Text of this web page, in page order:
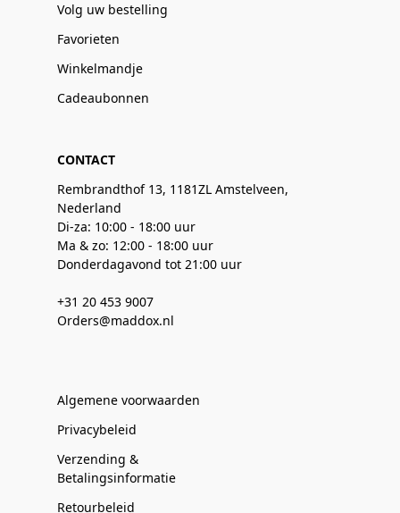
Volg uw bestelling
Favorieten
Winkelmandje
Cadeaubonnen
CONTACT
Rembrandthof 13, 1181ZL Amstelveen,
Nederland
Di-za: 10:00 - 18:00 uur
Ma & zo: 12:00 - 18:00 uur
Donderdagavond tot 21:00 uur
+31 20 453 9007
Orders@maddox.nl
Algemene voorwaarden
Privacybeleid
Verzending &
Betalingsinformatie
Retourbeleid